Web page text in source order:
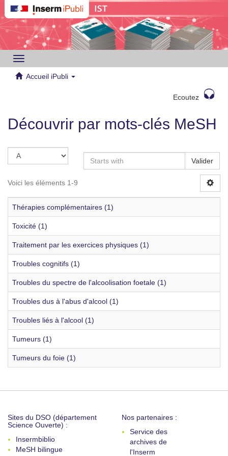
Toggle
navigation
Accueil iPubli
Ecoutez
Découvrir par mots-clés MeSH
Valider
Voici les éléments 1-9
Thérapies complémentaires (1)
Toxicité (1)
Traitement par les exercices physiques (1)
Troubles cognitifs (1)
Troubles du spectre de l'alcoolisation foetale (1)
Troubles dus à l'abus d'alcool (1)
Troubles liés à l'alcool (1)
Tumeurs (1)
Tumeurs du foie (1)
Sites du DSO (département
Science Ouverte) :
Insermbiblio
MeSH bilingue
Nos partenaires :
Service des
archives de
l'Inserm